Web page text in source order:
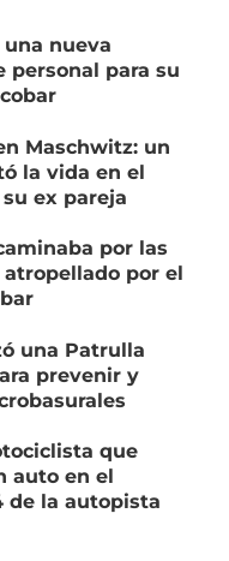
una nueva
personal para su
Maschwitz: un
la vida en el
ex pareja
por las
por el
una Patrulla
prevenir y
que
auto en el
de la autopista